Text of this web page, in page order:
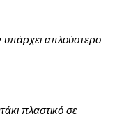
απλούστερο
πλαστικό σε